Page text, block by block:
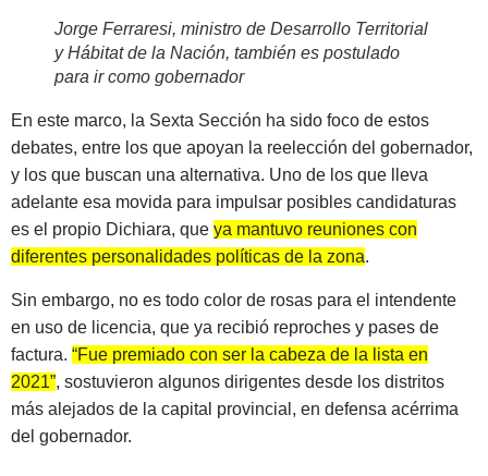
Jorge Ferraresi, ministro de Desarrollo Territorial
y Hábitat de la Nación, también es postulado
para ir como gobernador
En este marco, la Sexta Sección ha sido foco de estos
debates, entre los que apoyan la reelección del gobernador,
y los que buscan una alternativa. Uno de los que lleva
adelante esa movida para impulsar posibles candidaturas
es el propio Dichiara, que ya mantuvo reuniones con
diferentes personalidades políticas de la zona.
Sin embargo, no es todo color de rosas para el intendente
en uso de licencia, que ya recibió reproches y pases de
factura. “Fue premiado con ser la cabeza de la lista en
2021”, sostuvieron algunos dirigentes desde los distritos
más alejados de la capital provincial, en defensa acérrima
del gobernador.